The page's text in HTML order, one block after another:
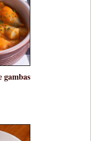
gambas